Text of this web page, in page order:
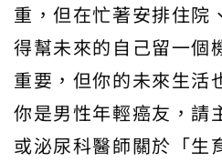
重，但在忙著安排住院
得幫未來的自己留一個
重要，但你的未來生活
你是男性年輕癌友，請
或泌尿科醫師關於「生